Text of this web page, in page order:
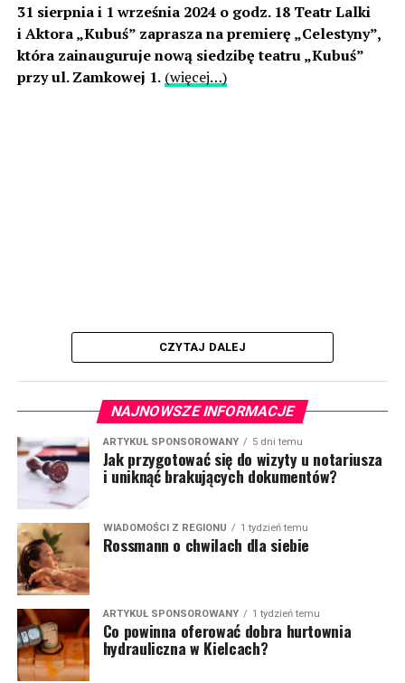
31 sierpnia i 1 września 2024 o godz. 18 Teatr Lalki
i Aktora „Kubuś” zaprasza na premierę „Celestyny”,
która zainauguruje nową siedzibę teatru „Kubuś”
przy ul. Zamkowej 1. (więcej…)
CZYTAJ DALEJ
NAJNOWSZE INFORMACJE
ARTYKUŁ SPONSOROWANY 5 dni temu
Jak przygotować się do wizyty u notariusza
i uniknąć brakujących dokumentów?
WIADOMOŚCI Z REGIONU 1 tydzień temu
Rossmann o chwilach dla siebie
ARTYKUŁ SPONSOROWANY 1 tydzień temu
Co powinna oferować dobra hurtownia
hydrauliczna w Kielcach?